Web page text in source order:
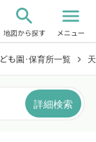
search
地図から探す
menu
メニュー
も園･保育所一覧 chevron_right
詳細検索